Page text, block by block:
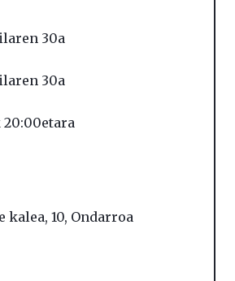
30a
30a
20:00etara
10, Ondarroa